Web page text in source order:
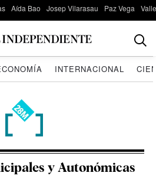
Aída Bao Josep Vilarasau Paz Vega
INTERNACIONAL
y Autonómicas